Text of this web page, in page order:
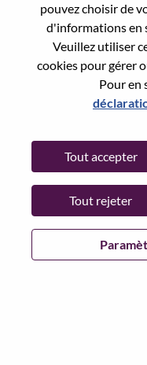
pouvez choisir de
d'informations en
Veuillez utiliser
cookies pour gérer
Pour en
Tout accepter
Tout rejeter
Reset password with
E-mail*
Go Back